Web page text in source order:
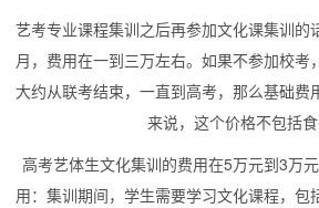
艺考专业课程集训之后再参加文化课集训的
月，费用在一到三万左右。如果不参加校考
大约从联考结束，一直到高考，那么基础费
来说，这个价格不包括食
高考艺体生文化集训的费用在5万元到3万
用：集训期间，学生需要学习文化课程，包